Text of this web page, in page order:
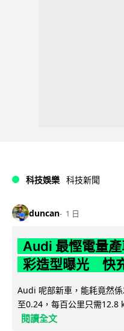
科技娛樂 科技新聞
duncan 1 日
Audi 最慳電量
彩造型曝光 快
Audi 呢部新車，能耗竟然
至0.24，每百公里只需12.8
閱讀全文